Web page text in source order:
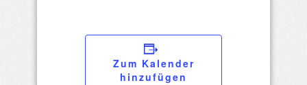
Zum Kalender
hinzufügen